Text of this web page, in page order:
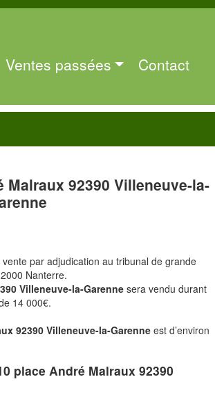
Ventes passées Contact
92390 Villeneuve-la-
par adjudication au tribunal de grande
Nanterre.
Villeneuve-la-Garennesera vendu durant
14 000€.
92390 Villeneuve-la-Garenneest d’environ
place André Malraux 92390